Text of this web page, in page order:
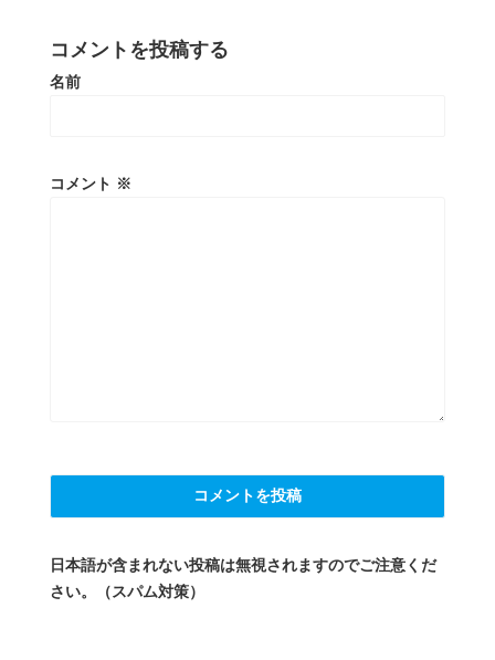
コメントを投稿する
名前
コメント ※
日本語が含まれない投稿は無視されますのでご注意くだ
さい。（スパム対策）